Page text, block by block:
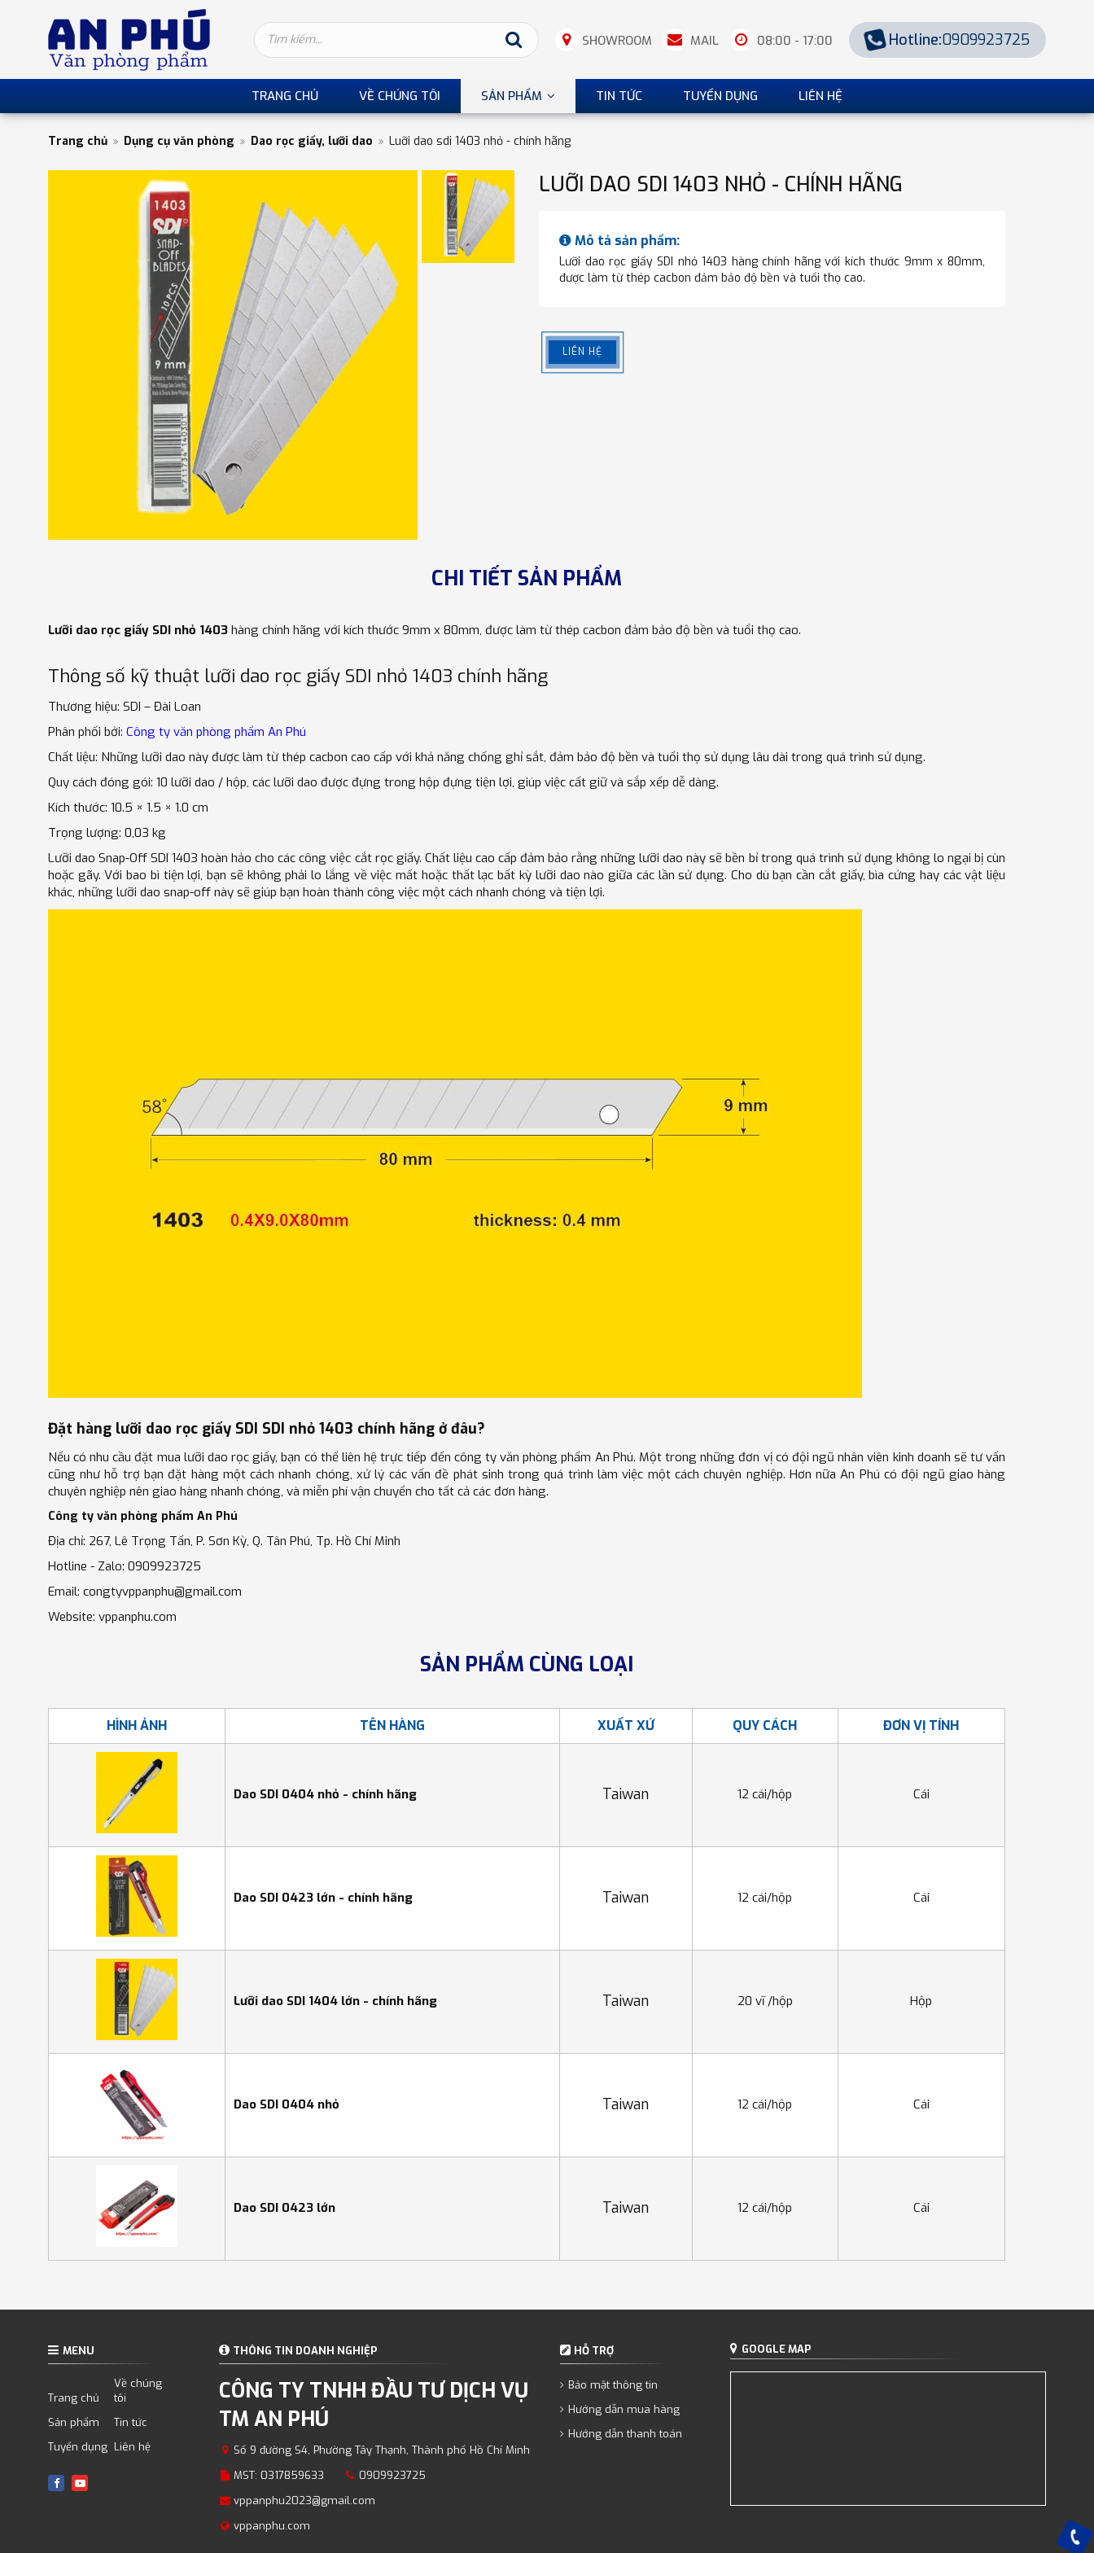
SHOWROOM MAIL 08:00 - 17:00 Hotline:0909923725
TRANG CHỦ VỀ CHÚNG TÔI SẢN PHẨM TIN TỨC TUYỂN DỤNG LIÊN HỆ
Trang chủ Dụng cụ văn phòng Dao rọc giấy, lưỡi dao Luỡi dao sdi 1403 nhỏ - chính hãng
LUỠI DAO SDI 1403 NHỎ - CHÍNH HÃNG
Mô tả sản phẩm:
Lưỡi dao rọc giấy SDI nhỏ 1403 hàng chính hãng với kích thước 9mm x 80mm,
được làm từ thép cacbon đảm bảo độ bền và tuổi thọ cao.
LIÊN HỆ
CHI TIẾT SẢN PHẨM
Lưỡi dao rọc giấy SDI nhỏ 1403hàng chính hãng với kích thước 9mm x 80mm, được làm từ thép cacbon đảm bảo độ bền và tuổi thọ cao.
Thông số kỹ thuật lưỡi dao rọc giấy SDI nhỏ 1403 chính hãng
Thương hiệu: SDI – Đài Loan
Phân phối bởi: Công ty văn phòng phẩm An Phú
Chất liệu: Những lưỡi dao này được làm từ thép cacbon cao cấp với khả năng chống ghỉ sắt, đảm bảo độ bền và tuổi thọ sử dụng lâu dài trong quá trình sử dụng.
Quy cách đóng gói: 10 lưỡi dao / hộp, các lưỡi dao được đựng trong hộp đựng tiện lợi, giúp việc cất giữ và sắp xếp dễ dàng.
Kích thước: 10.5 × 1.5 × 1.0 cm
Trọng lượng: 0,03 kg
Lưỡi dao Snap-Off SDI 1403 hoàn hảo cho các công việc cắt rọc giấy. Chất liệu cao cấp đảm bảo rằng những lưỡi dao này sẽ bền bỉ trong quá trình sử dụng không lo ngại bị cùn
hoặc gãy. Với bao bì tiện lợi, bạn sẽ không phải lo lắng về việc mất hoặc thất lạc bất kỳ lưỡi dao nào giữa các lần sử dụng. Cho dù bạn cần cắt giấy, bìa cứng hay các vật liệu
khác, những lưỡi dao snap-off này sẽ giúp bạn hoàn thành công việc một cách nhanh chóng và tiện lợi.
Đặt hàng lưỡi dao rọc giấy SDI SDI nhỏ 1403 chính hãng ở đâu?
Nếu có nhu cầu đặt mua lưỡi dao rọc giấy, bạn có thể liên hệ trực tiếp đến công ty văn phòng phẩm An Phú. Một trong những đơn vị có đội ngũ nhân viên kinh doanh sẽ tư vấn
cũng như hỗ trợ bạn đặt hàng một cách nhanh chóng, xử lý các vấn đề phát sinh trong quá trình làm việc một cách chuyên nghiệp. Hơn nữa An Phú có đội ngũ giao hàng
chuyên nghiệp nên giao hàng nhanh chóng, và miễn phí vận chuyển cho tất cả các đơn hàng.
Công ty văn phòng phẩm An Phú
Địa chỉ: 267, Lê Trọng Tấn, P. Sơn Kỳ, Q. Tân Phú, Tp. Hồ Chí Minh
Hotline - Zalo: 0909923725
Email: congtyvppanphu@gmail.com
Website: vppanphu.com
SẢN PHẨM CÙNG LOẠI
HÌNH ẢNH TÊN HÀNG XUẤT XỨ QUY CÁCH ĐƠN VỊ TÍNH
Dao SDI 0404 nhỏ - chính hãng Taiwan 12 cái/hộp Cái
Dao SDI 0423 lớn - chính hãng Taiwan 12 cái/hộp Cái
Lưỡi dao SDI 1404 lớn - chính hãng Taiwan 20 vĩ /hộp Hộp
Dao SDI 0404 nhỏ Taiwan 12 cái/hộp Cái
Dao SDI 0423 lớn Taiwan 12 cái/hộp Cái
MENU
Trang chủ
Về chúng
tôi
Sản phẩm
Tin tức
Tuyển dụng Liên hệ
THÔNG TIN DOANH NGHIỆP
CÔNG TY TNHH ĐẦU TƯ DỊCH VỤ
TM AN PHÚ
Số 9 đường S4, Phường Tây Thạnh, Thành phố Hồ Chí Minh
MST: 0317859633
0909923725
vppanphu2023@gmail.com
vppanphu.com
HỖ TRỢ
Bảo mật thông tin
Hướng dẫn mua hàng
Hướng dẫn thanh toán
GOOGLE MAP